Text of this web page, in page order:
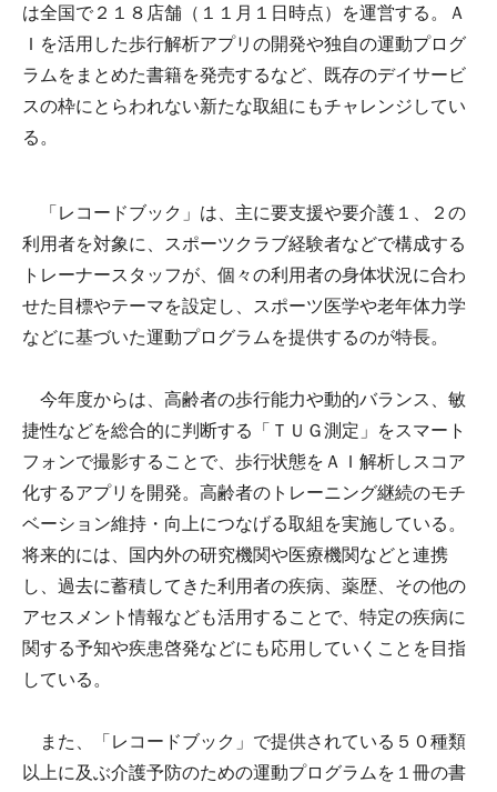
は全国で２１８店舗（１１月１日時点）を運営する。Ａ
Ｉを活用した歩行解析アプリの開発や独自の運動プログ
ラムをまとめた書籍を発売するなど、既存のデイサービ
スの枠にとらわれない新たな取組にもチャレンジしてい
る。
「レコードブック」は、主に要支援や要介護１、２の
利用者を対象に、スポーツクラブ経験者などで構成する
トレーナースタッフが、個々の利用者の身体状況に合わ
せた目標やテーマを設定し、スポーツ医学や老年体力学
などに基づいた運動プログラムを提供するのが特長。
今年度からは、高齢者の歩行能力や動的バランス、敏
捷性などを総合的に判断する「ＴＵＧ測定」をスマート
フォンで撮影することで、歩行状態をＡＩ解析しスコア
化するアプリを開発。高齢者のトレーニング継続のモチ
ベーション維持・向上につなげる取組を実施している。
将来的には、国内外の研究機関や医療機関などと連携
し、過去に蓄積してきた利用者の疾病、薬歴、その他の
アセスメント情報なども活用することで、特定の疾病に
関する予知や疾患啓発などにも応用していくことを目指
している。
また、「レコードブック」で提供されている５０種類
以上に及ぶ介護予防のための運動プログラムを１冊の書